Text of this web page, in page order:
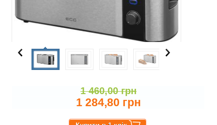
1 460,00 грн
1 284,80 грн